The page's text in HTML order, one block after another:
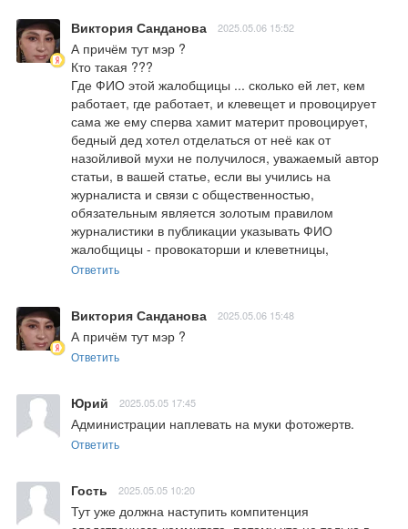
Виктория Санданова 2025.05.06 15:52
А причём тут мэр ?
Кто такая ???
Где ФИО этой жалобщицы ... сколько ей лет, кем
работает, где работает, и клевещет и провоцирует
сама же ему сперва хамит материт провоцирует,
бедный дед хотел отделаться от неё как от
назойливой мухи не получилося, уважаемый автор
статьи, в вашей статье, если вы учились на
журналиста и связи с общественностью,
обязательным является золотым правилом
журналистики в публикации указывать ФИО
жалобщицы - провокаторши и клеветницы,
Ответить
Виктория Санданова 2025.05.06 15:48
А причём тут мэр ?
Ответить
Юрий 2025.05.05 17:45
Администрации наплевать на муки фотожертв.
Ответить
Гость 2025.05.05 10:20
Тут уже должна наступить компитенция